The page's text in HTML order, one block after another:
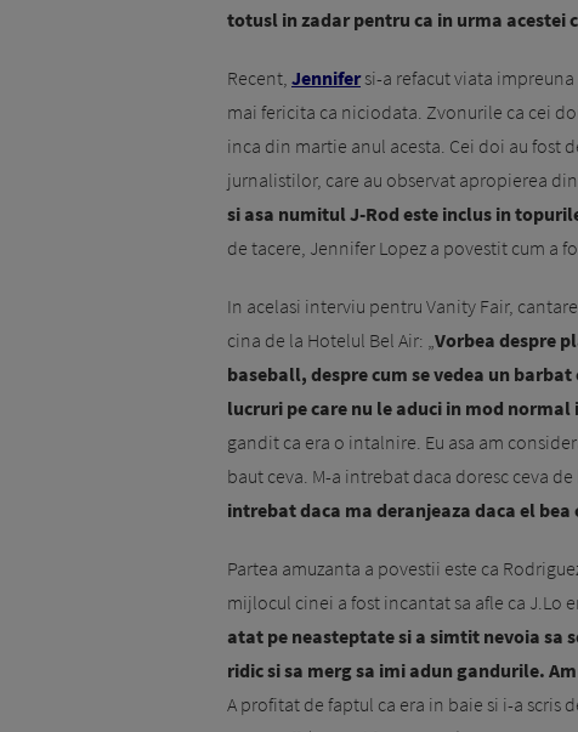
totusl in zadar pentru ca in urma acestei
Recent, Jennifersi-a refacut viata impreuna
mai fericita ca niciodata. Zvonurile ca cei
inca din martie anul acesta. Cei doi au fost
jurnalistilor, care au observat apropierea
si asa numitul J-Rod este inclus in
de tacere, Jennifer Lopez a povestit cum a
In acelasi interviu pentru Vanity Fair,
cina de la Hotelul Bel Air: „Vorbea despre
baseball, despre cum se vedea un
lucruri pe care nu le aduci in mod
gandit ca era o intalnire. Eu asa am
baut ceva. M-a intrebat daca doresc ceva
intrebat daca ma deranjeaza daca el
Partea amuzanta a povestii este ca
mijlocul cinei a fost incantat sa afle ca J.Lo
atat pe neasteptate si a simtit nevoia sa
ridic si sa merg sa imi adun gandurile.
A profitat de faptul ca era in baie si i-a scris